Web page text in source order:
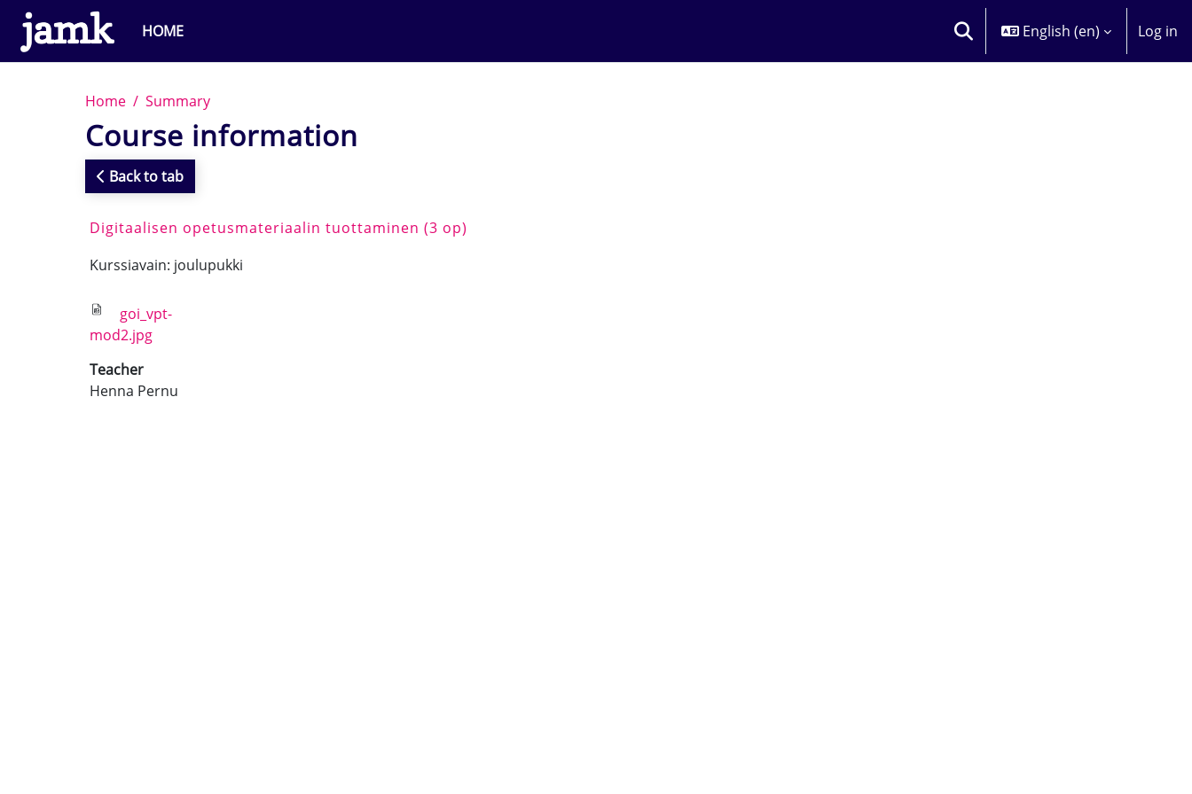
Skip to main content
HOME
TOGGLE SEARCH INPUT
English ‎(en)‎ Log in
Home Summary
Course information
Back to tab
Digitaalisen opetusmateriaalin tuottaminen (3 op)
Kurssiavain: joulupukki
goi_vpt-
mod2.jpg
Teacher
Henna Pernu